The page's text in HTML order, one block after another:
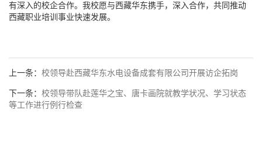
有深入的校企合作。我校愿与西藏华东携手，深入合作，共同推动
西藏职业培训事业快速发展。
上一条： 校领导赴西藏华东水电设备成套有限公司开展访企拓岗
下一条： 校领导带队赴莲华之宝、唐卡画院就教学状况、学习状态
等工作进行例行检查